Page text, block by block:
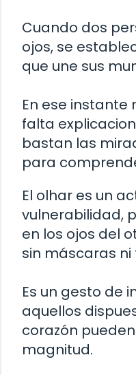
Cuando dos
ojos, se
que une sus
En ese instante
falta
bastan las
para
El olhar es un
vulnerabilidad,
en los ojos del
sin máscaras ni
Es un gesto de
aquellos
corazón
magnitud.